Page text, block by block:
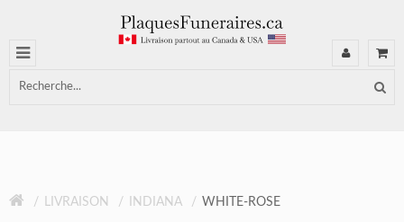
LIVRAISON INDIANA WHITE-ROSE